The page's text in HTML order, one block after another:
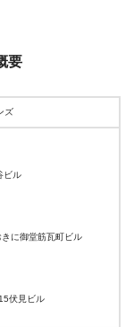
要
ズ
ビル
に御堂筋瓦町ビル
伏見ビル